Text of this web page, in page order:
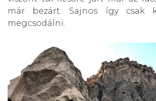
már bezárt. Sajnos így csak
megcsodálni.